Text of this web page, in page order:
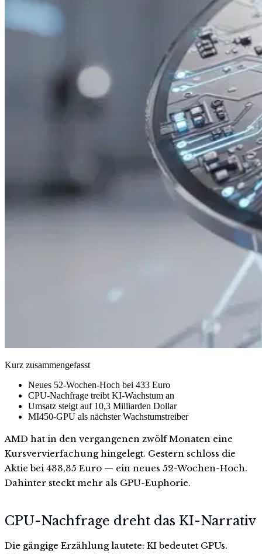
Kurz zusammengefasst
Neues 52-Wochen-Hoch bei 433 Euro
CPU-Nachfrage treibt KI-Wachstum an
Umsatz steigt auf 10,3 Milliarden Dollar
MI450-GPU als nächster Wachstumstreiber
AMD hat in den vergangenen zwölf Monaten eine
Kursvervierfachung hingelegt. Gestern schloss die
Aktie bei 433,35 Euro — ein neues 52-Wochen-Hoch.
Dahinter steckt mehr als GPU-Euphorie.
CPU-Nachfrage dreht das KI-Narrativ
Die gängige Erzählung lautete: KI bedeutet GPUs.